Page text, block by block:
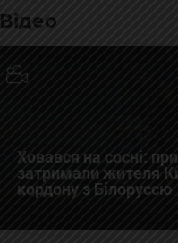
Відео
Ховався на сосні:
затримали жителя
кордону з Білоруссю